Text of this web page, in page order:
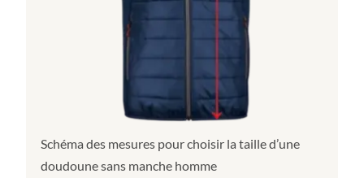
Schéma des mesures pour choisir la taille d’une
doudoune sans manche homme